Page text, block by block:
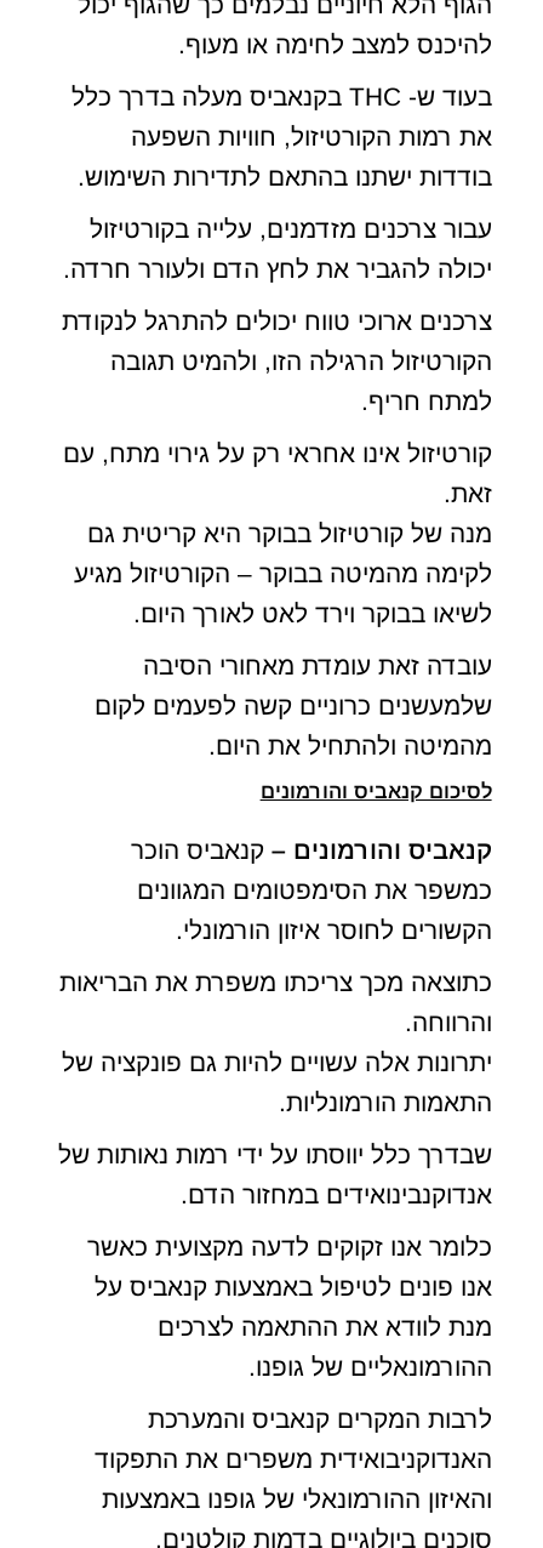
להיכנס למצב לחימה או מעוף.
בעוד ש- THC בקנאביס מעלה בדרך כלל
את רמות הקורטיזול, חוויות השפעה
בודדות ישתנו בהתאם לתדירות השימוש.
עבור צרכנים מזדמנים, עלייה בקורטיזול
יכולה להגביר את לחץ הדם ולעורר חרדה.
צרכנים ארוכי טווח יכולים להתרגל לנקודת
הקורטיזול הרגילה הזו, ולהמיט תגובה
למתח חריף.
קורטיזול אינו אחראי רק על גירוי מתח, עם
זאת.
מנה של קורטיזול בבוקר היא קריטית גם
לקימה מהמיטה בבוקר – הקורטיזול מגיע
לשיאו בבוקר וירד לאט לאורך היום.
עובדה זאת עומדת מאחורי הסיבה
שלמעשנים כרוניים קשה לפעמים לקום
מהמיטה ולהתחיל את היום.
לסיכום קנאביס והורמונים
קנאביס והורמונים – קנאביס הוכר
כמשפר את הסימפטומים המגוונים
הקשורים לחוסר איזון הורמונלי.
כתוצאה מכך צריכתו משפרת את הבריאות
והרווחה.
יתרונות אלה עשויים להיות גם פונקציה של
התאמות הורמונליות.
שבדרך כלל יווסתו על ידי רמות נאותות של
אנדוקנבינואידים במחזור הדם.
כלומר אנו זקוקים לדעה מקצועית כאשר
אנו פונים לטיפול באמצעות קנאביס על
מנת לוודא את ההתאמה לצרכים
ההורמונאליים של גופנו.
לרבות המקרים קנאביס והמערכת
האנדוקניבואידית משפרים את התפקוד
והאיזון ההורמונאלי של גופנו באמצעות
סוכנים ביולוגיים בדמות קולטנים.